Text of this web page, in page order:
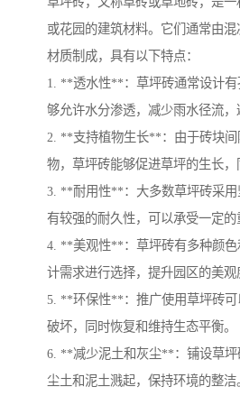
或花园的建筑材料。它们通常由
材质制成，具有以下特点：
1. **透水性**：草坪砖通常设计
够允许水分渗透，减少雨水径流，
2. **支持植物生长**：由于砖块
物，草坪砖能够促进草坪的生长，
3. **耐用性**：大多数草坪砖采
有较强的耐久性，可以承受一定的
4. **美观性**：草坪砖有多种颜
计需求进行选择，提升园区的美观
5. **环保性**：推广使用草坪砖
破坏，同时恢复和维持生态平衡。
6. **减少泥土和灰尘**：铺设草
尘土和泥土溅起，保持环境的整洁